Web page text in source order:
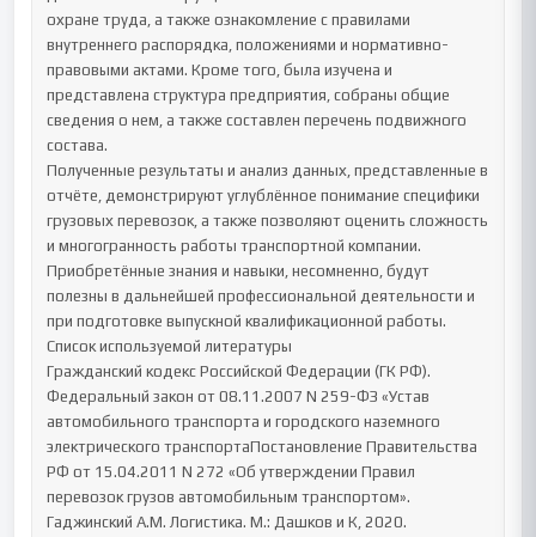
охране труда, а также ознакомление с правилами
внутреннего распорядка, положениями и нормативно-
правовыми актами. Кроме того, была изучена и
представлена структура предприятия, собраны общие
сведения о нем, а также составлен перечень подвижного
состава.
Полученные результаты и анализ данных, представленные в
отчёте, демонстрируют углублённое понимание специфики
грузовых перевозок, а также позволяют оценить сложность
и многогранность работы транспортной компании.
Приобретённые знания и навыки, несомненно, будут
полезны в дальнейшей профессиональной деятельности и
при подготовке выпускной квалификационной работы.
Список используемой литературы
Гражданский кодекс Российской Федерации (ГК РФ).
Федеральный закон от 08.11.2007 N 259-ФЗ «Устав
автомобильного транспорта и городского наземного
электрического транспортаПостановление Правительства
РФ от 15.04.2011 N 272 «Об утверждении Правил
перевозок грузов автомобильным транспортом».
Гаджинский А.М. Логистика. М.: Дашков и К, 2020.